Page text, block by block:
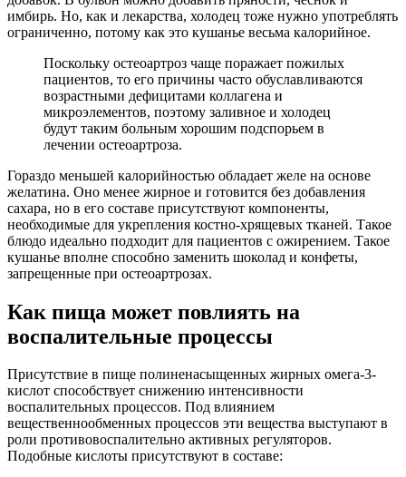
имбирь. Но, как и лекарства, холодец тоже нужно употреблять
ограниченно, потому как это кушанье весьма калорийное.
Поскольку остеоартроз чаще поражает пожилых
пациентов, то его причины часто обуславливаются
возрастными дефицитами коллагена и
микроэлементов, поэтому заливное и холодец
будут таким больным хорошим подспорьем в
лечении остеоартроза.
Гораздо меньшей калорийностью обладает желе на основе
желатина. Оно менее жирное и готовится без добавления
сахара, но в его составе присутствуют компоненты,
необходимые для укрепления костно-хрящевых тканей. Такое
блюдо идеально подходит для пациентов с ожирением. Такое
кушанье вполне способно заменить шоколад и конфеты,
запрещенные при остеоартрозах.
Как пища может повлиять на
воспалительные процессы
Присутствие в пище полиненасыщенных жирных омега-3-
кислот способствует снижению интенсивности
воспалительных процессов. Под влиянием
вещественнообменных процессов эти вещества выступают в
роли противовоспалительно активных регуляторов.
Подобные кислоты присутствуют в составе: